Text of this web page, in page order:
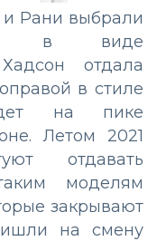
Рани выбрали
в виде
отдала
в стиле
на пике
Летом 2021
отдавать
моделям
закрывают
на смену